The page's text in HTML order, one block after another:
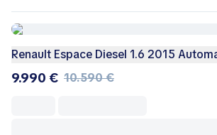
Renault Espace Diesel 1.6 2015
9.990 € 10.590 €